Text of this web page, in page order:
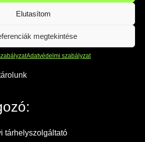
Elutasítom
megtekintése
Adatvédelmi szabályzat
módja:
használunk külső szervereket)
tárhelyszolgáltató